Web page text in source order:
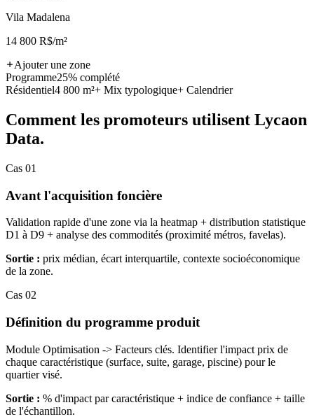
Vila Madalena
14 800 R$/m²
Ajouter une zone
Programme25% complété
Résidentiel4 800 m²+ Mix typologique+ Calendrier
Comment les promoteurs utilisent Lycaon
Data.
Cas 01
Avant l'acquisition foncière
Validation rapide d'une zone via la heatmap + distribution statistique
D1 à D9 + analyse des commodités (proximité métros, favelas).
Sortie : prix médian, écart interquartile, contexte socioéconomique
de la zone.
Cas 02
Définition du programme produit
Module Optimisation -> Facteurs clés. Identifier l'impact prix de
chaque caractéristique (surface, suite, garage, piscine) pour le
quartier visé.
Sortie : % d'impact par caractéristique + indice de confiance + taille
de l'échantillon.